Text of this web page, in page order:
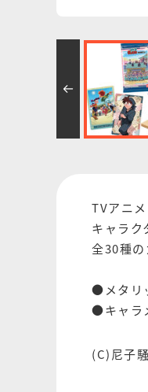
TVアニ
キャラク
全30種の
●メタリ
●キャラ
(C)尼子